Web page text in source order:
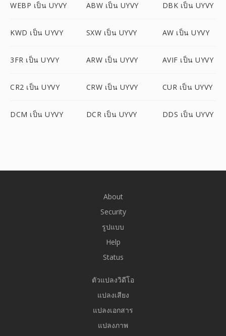
WEBP เป็น UYVY ABW เป็น UYVY DBK เป็น UYVY
KWD เป็น UYVY SXW เป็น UYVY AW เป็น UYVY
3FR เป็น UYVY ARW เป็น UYVY AVIF เป็น UYVY
CR2 เป็น UYVY CRW เป็น UYVY CUR เป็น UYVY
DCM เป็น UYVY DCR เป็น UYVY DDS เป็น UYVY
About
Security
รูปแบบ
Help
Status
ตัวแปลงวิดีโอ
แปลงเสียง
แปลงเอกสาร
แปลงภาพ